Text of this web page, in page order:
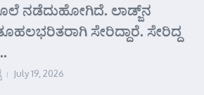
ನಡೆದುಹೋಗಿದೆ. ಲಾಡ್ಜ್‌ನ
ಸೇರಿದ್ದಾರೆ. ಸೇರಿದ್ದ
July 19, 2026